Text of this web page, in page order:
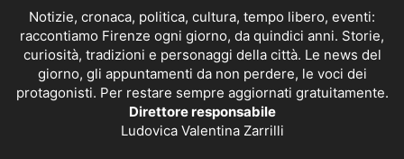
Notizie, cronaca, politica, cultura, tempo libero, eventi:
raccontiamo Firenze ogni giorno, da quindici anni. Storie,
curiosità, tradizioni e personaggi della città. Le news del
giorno, gli appuntamenti da non perdere, le voci dei
protagonisti. Per restare sempre aggiornati gratuitamente.
Direttore responsabile
Ludovica Valentina Zarrilli